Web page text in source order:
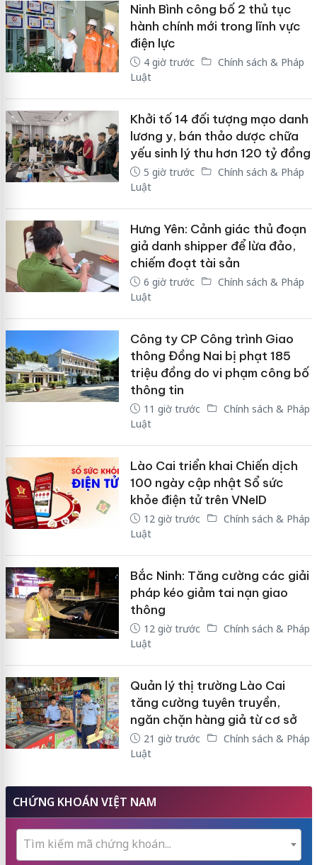
Ninh Bình công bố 2 thủ tục
hành chính mới trong lĩnh vực
điện lực
4 giờ trước
Chính sách & Pháp
Luật
Khởi tố 14 đối tượng mạo danh
lương y, bán thảo dược chữa
yếu sinh lý thu hơn 120 tỷ đồng
5 giờ trước
Chính sách & Pháp
Luật
Hưng Yên: Cảnh giác thủ đoạn
giả danh shipper để lừa đảo,
chiếm đoạt tài sản
6 giờ trước
Chính sách & Pháp
Luật
Công ty CP Công trình Giao
thông Đồng Nai bị phạt 185
triệu đồng do vi phạm công bố
thông tin
11 giờ trước
Chính sách & Pháp
Luật
Lào Cai triển khai Chiến dịch
100 ngày cập nhật Sổ sức
khỏe điện tử trên VNeID
12 giờ trước
Chính sách & Pháp
Luật
Bắc Ninh: Tăng cường các giải
pháp kéo giảm tai nạn giao
thông
12 giờ trước
Chính sách & Pháp
Luật
Quản lý thị trường Lào Cai
tăng cường tuyên truyền,
ngăn chặn hàng giả từ cơ sở
21 giờ trước
Chính sách & Pháp
Luật
CHỨNG KHOÁN VIỆT NAM
Tìm kiếm mã chứng khoán...